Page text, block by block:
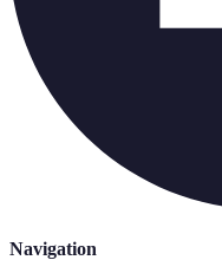
Navigation